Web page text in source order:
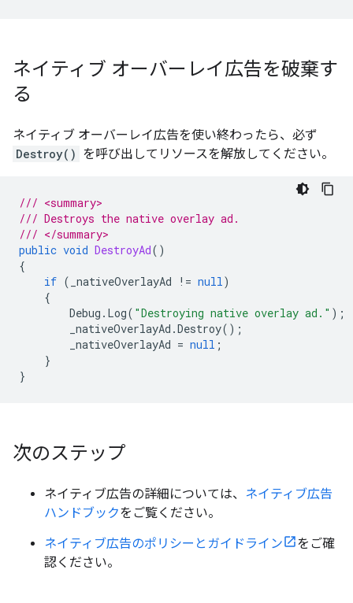
ネイティブ オーバーレイ広告を破棄す
る
ネイティブ オーバーレイ広告を使い終わったら、必ず
Destroy() を呼び出してリソースを解放してください。
/// <summary>
/// Destroys the native overlay ad.
/// </summary>
public void DestroyAd()
{
if ( _nativeOverlayAd != null)
{
Debug . Log( "Destroying native overlay ad." );
_nativeOverlayAd .Destroy();
_nativeOverlayAd = null ;
}
}
次のステップ
ネイティブ広告の詳細については、
ネイティブ広告
ハンドブックをご覧ください。
ネイティブ広告のポリシーとガイドライン
をご確
認ください。